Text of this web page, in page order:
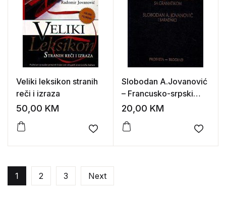
Veliki leksikon stranih
reči i izraza
50,00 KM
Add to wishlist
Slobodan A.Jovanović
– Francusko-srpski
rečnik sa gramatikom
20,00 KM
Add
1 2 3 Next